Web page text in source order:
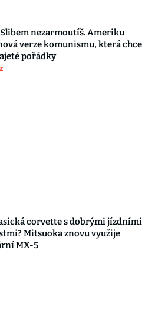
nezarmoutíš. Ameriku
verze komunismu, která chce
pořádky
corvette s dobrými jízdními
Mitsuoka znovu využije
MX-5